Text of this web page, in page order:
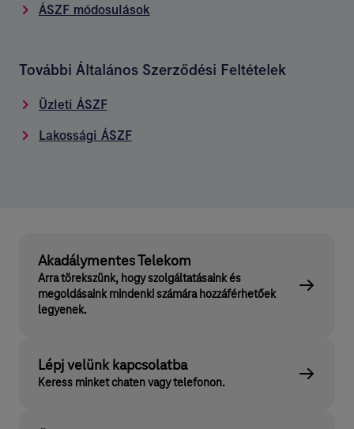
ÁSZF módosulások
További Általános Szerződési Feltételek
Üzleti ÁSZF
Lakossági ÁSZF
Akadálymentes Telekom
Arra törekszünk, hogy szolgáltatásaink és
megoldásaink mindenki számára hozzáférhetőek
legyenek.
Lépj velünk kapcsolatba
Keress minket chaten vagy telefonon.